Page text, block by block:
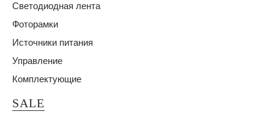
Светодиодная лента
Фоторамки
Источники питания
Управление
Комплектующие
SALE